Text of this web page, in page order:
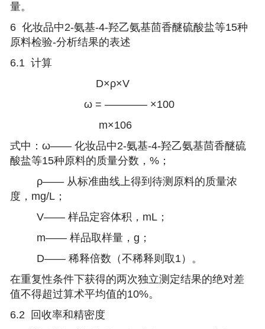
量。
6化妆品中2-氨基-4-羟乙氨基茴香醚硫酸盐等15种
原料检验-分析结果的表述
6.1 计算
D×ρ×V
ω = ———— ×100
m×106
式中：ω—— 化妆品中2-氨基-4-羟乙氨基茴香醚硫
酸盐等15种原料的质量分数，%；
ρ—— 从标准曲线上得到待测原料的质量浓
度，mg/L；
V—— 样品定容体积，mL；
m—— 样品取样量，g；
D—— 稀释倍数（不稀释则取1）。
在重复性条件下获得的两次独立测定结果的绝对差
值不得超过算术平均值的10%。
6.2 回收率和精密度